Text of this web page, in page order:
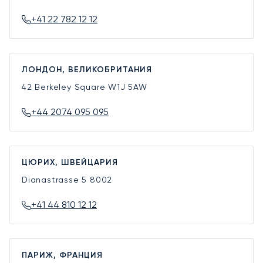
+41 22 782 12 12
ЛОНДОН, ВЕЛИКОБРИТАНИЯ
42 Berkeley SquareW1J 5AW
+44 2074 095 095
ЦЮРИХ, ШВЕЙЦАРИЯ
Dianastrasse 5 8002
+41 44 810 12 12
ПАРИЖ, ФРАНЦИЯ